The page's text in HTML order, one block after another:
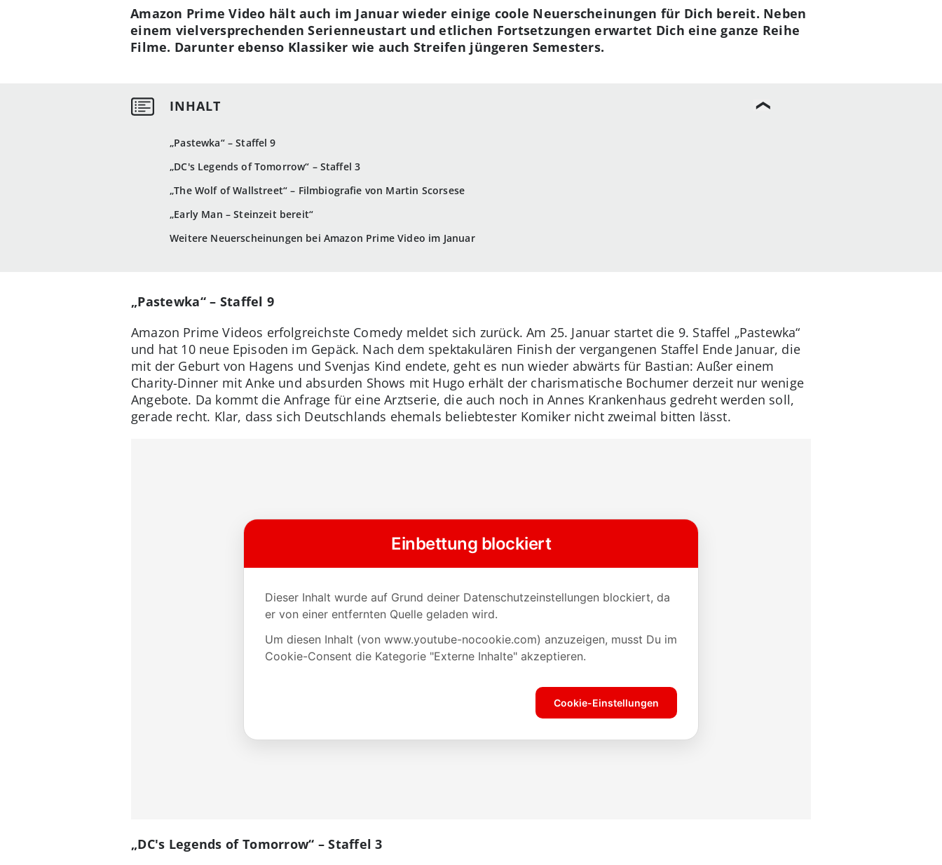
„Pastewka“ – Staffel 9
„DC's Legends of Tomorrow“ – Staffel 3
„The Wolf of Wallstreet“ – Filmbiografie von Martin Scorsese
„Early Man – Steinzeit bereit“
Weitere Neuerscheinungen bei Amazon Prime Video im Januar
Amazon Prime Video hält auch im Januar wieder einige coole Neuerscheinungen für Dich bereit. Neben
einem vielversprechenden Serienneustart und etlichen Fortsetzungen erwartet Dich eine ganze Reihe
Filme. Darunter ebenso Klassiker wie auch Streifen jüngeren Semesters.
„Pastewka“ – Staffel 9
Amazon Prime Videos erfolgreichste Comedy meldet sich zurück. Am 25. Januar startet die 9. Staffel „Pastewka“
und hat 10 neue Episoden im Gepäck. Nach dem spektakulären Finish der vergangenen Staffel Ende Januar, die
mit der Geburt von Hagens und Svenjas Kind endete, geht es nun wieder abwärts für Bastian: Außer einem
Charity-Dinner mit Anke und absurden Shows mit Hugo erhält der charismatische Bochumer derzeit nur wenige
Angebote. Da kommt die Anfrage für eine Arztserie, die auch noch in Annes Krankenhaus gedreht werden soll,
gerade recht. Klar, dass sich Deutschlands ehemals beliebtester Komiker nicht zweimal bitten lässt.
„DC's Legends of Tomorrow“ – Staffel 3